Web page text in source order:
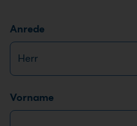
Anrede
Name*
Vorname